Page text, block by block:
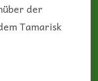
der
Tamarisk